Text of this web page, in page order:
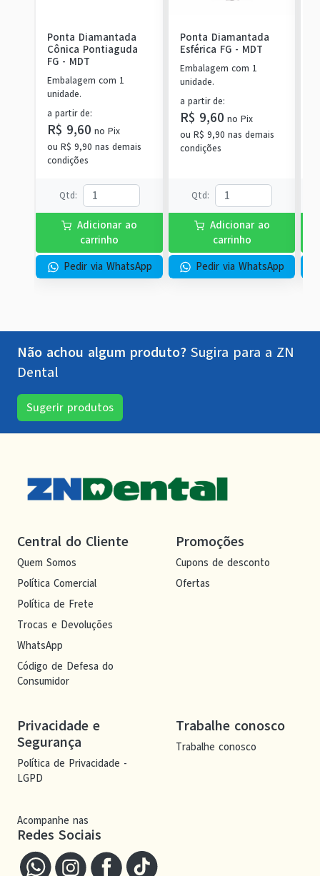
Ponta Diamantada
Cônica Pontiaguda
FG - MDT
Embalagem com 1
unidade.
a partir de:
R$ 9,60 noPix
ouR$ 9,90 nas demais
condições
Qtd:
Adicionar ao
carrinho
Pedir via WhatsApp
Ponta Diamantada
Esférica FG- MDT
Embalagem com 1
unidade.
a partir de:
R$ 9,60 no Pix
ou R$ 9,90 nas demais
condições
Qtd:
Adicionar ao
carrinho
Pedir via WhatsApp
Não achou algum produto? Sugira para a ZN
Dental
Sugerir produtos
Central do Cliente
Quem Somos
Política Comercial
Política de Frete
Trocas e Devoluções
WhatsApp
Código de Defesa do
Consumidor
Promoções
Cupons de desconto
Ofertas
Privacidade e
Segurança
Política de Privacidade -
LGPD
Trabalhe conosco
Trabalhe conosco
Acompanhe nas
Redes Sociais